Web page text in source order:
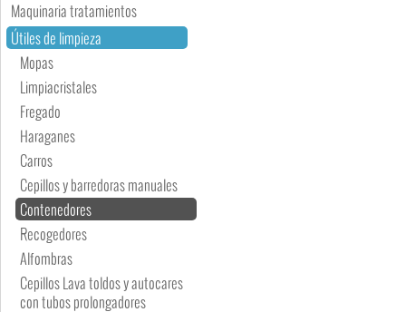
Maquinaria tratamientos
Útiles de limpieza
Mopas
Limpiacristales
Fregado
Haraganes
Carros
Cepillos y barredoras manuales
Contenedores
Recogedores
Alfombras
Cepillos Lava toldos y autocares
con tubos prolongadores